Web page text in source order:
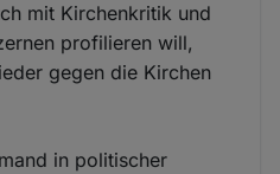
mit Kirchenkritik und
profilieren will,
gegen die Kirchen
in politischer